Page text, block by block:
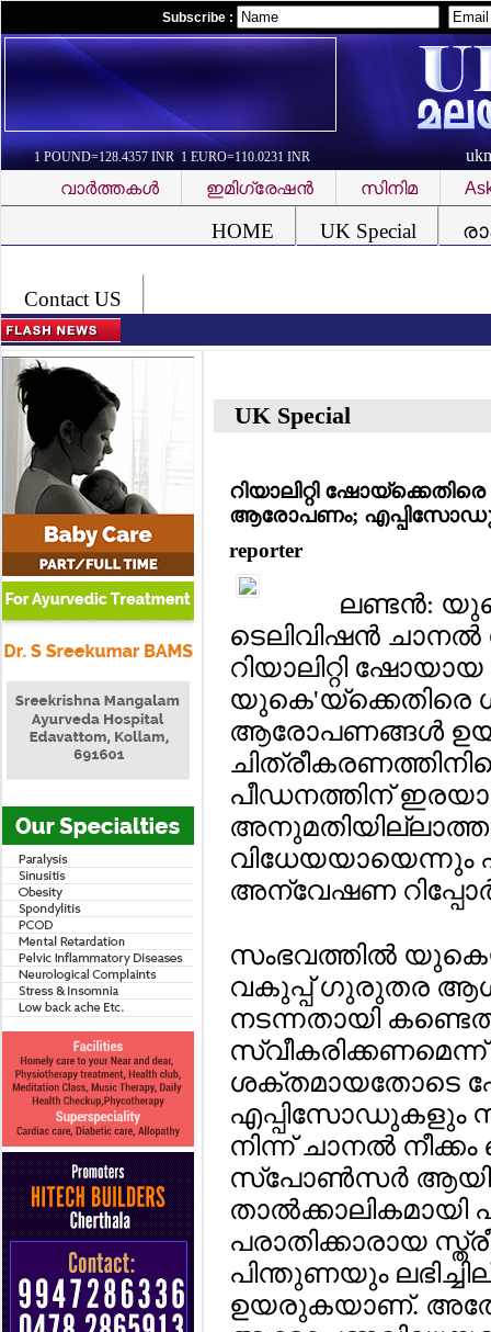
Subscribe :
1 POUND=128.4357 INR 1 EURO=110.0231 INR
വാര്‍ത്തകള്‍
ഇമിഗ്രേഷന്‍ സിനിമ
HOME UK Special
Contact US
UK Special
റിയാലിറ്റി
ആരോപണം;
reporter
ലണ്ടന്‍:
ടെലിവിഷന്‍
റിയാലിറ്റി
യുകെ'യ്‌ക്കെതിരെ
ആരോപണങ്ങള്‍
പീഡനത്തിന്
അന്വേഷണ
സംഭവത്തില്‍
വകുപ്പ് ഗുരുതര
നടന്നതായി
സ്വീകരിക്കണമെന്ന്
ശക്തമായതോടെ
എപ്പിസോഡുകളും
നിന്ന് ചാനല്‍
സ്പോണ്‍സര്‍
താല്‍ക്കാലികമായി
പരാതിക്കാരായ
പിന്തുണയും
ഉയരുകയാണ്.